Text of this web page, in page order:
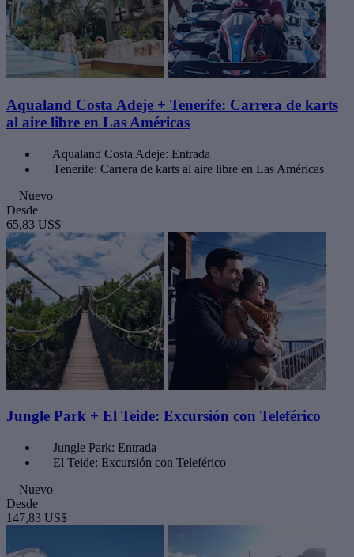
Aqualand Costa Adeje + Tenerife: Carrera de karts
al aire libre en Las Américas
Aqualand Costa Adeje: Entrada
Tenerife: Carrera de karts al aire libre en Las Américas
Nuevo
Desde
65,83 US$
Jungle Park + El Teide: Excursión con Teleférico
Jungle Park: Entrada
El Teide: Excursión con Teleférico
Nuevo
Desde
147,83 US$